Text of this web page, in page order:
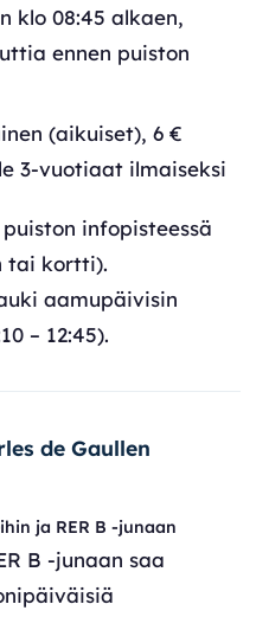
klo 08:45 alkaen,
ennen puiston
(aikuiset), 6 €
3-vuotiaat ilmaiseksi
infopisteessä
tai kortti).
aamupäivisin
– 12:45).
de Gaullen
ja RER B -junaan
B -junaan saa